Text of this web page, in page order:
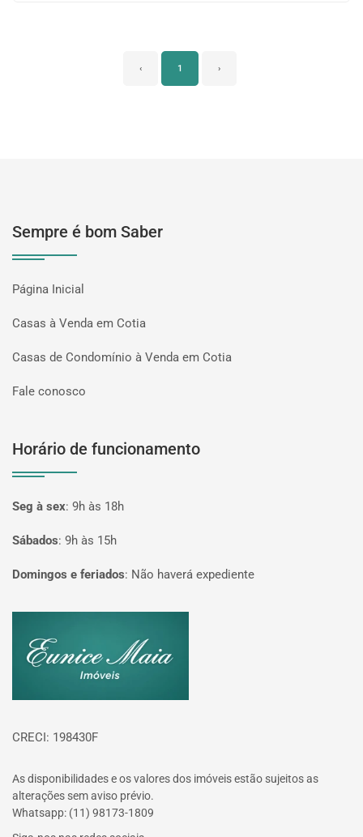
‹ 1 ›
Sempre é bom Saber
Página Inicial
Casas à Venda em Cotia
Casas de Condomínio à Venda em Cotia
Fale conosco
Horário de funcionamento
Seg à sex: 9h às 18h
Sábados: 9h às 15h
Domingos e feriados: Não haverá expediente
CRECI: 198430F
As disponibilidades e os valores dos imóveis estão sujeitos as
alterações sem aviso prévio.
Whatsapp: (11) 98173-1809